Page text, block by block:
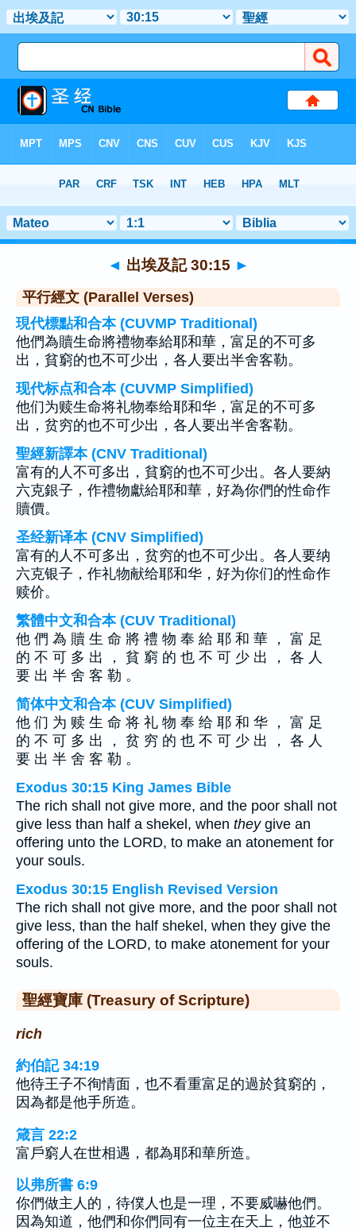
章 30> 聖經金句 15
◄ 出埃及記 30:15 ►
平行經文 (Parallel Verses)
現代標點和合本 (CUVMP Traditional)
他們為贖生命將禮物奉給耶和華，富足的不可多
出，貧窮的也不可少出，各人要出半舍客勒。
现代标点和合本 (CUVMP Simplified)
他们为赎生命将礼物奉给耶和华，富足的不可多
出，贫穷的也不可少出，各人要出半舍客勒。
聖經新譯本 (CNV Traditional)
富有的人不可多出，貧窮的也不可少出。各人要納
六克銀子，作禮物獻給耶和華，好為你們的性命作
贖價。
圣经新译本 (CNV Simplified)
富有的人不可多出，贫穷的也不可少出。各人要纳
六克银子，作礼物献给耶和华，好为你们的性命作
赎价。
繁體中文和合本 (CUV Traditional)
他 們 為 贖 生 命 將 禮 物 奉 給 耶 和 華 ， 富 足
的 不 可 多 出 ， 貧 窮 的 也 不 可 少 出 ， 各 人
要 出 半 舍 客 勒 。
简体中文和合本 (CUV Simplified)
他 们 为 赎 生 命 将 礼 物 奉 给 耶 和 华 ， 富 足
的 不 可 多 出 ， 贫 穷 的 也 不 可 少 出 ， 各 人
要 出 半 舍 客 勒 。
Exodus 30:15 King James Bible
The rich shall not give more, and the poor shall not
give less than half a shekel, when theygive an
offering unto the LORD, to make an atonement for
your souls.
Exodus 30:15 English Revised Version
The rich shall not give more, and the poor shall not
give less, than the half shekel, when they give the
offering of the LORD, to make atonement for your
souls.
聖經寶庫 (Treasury of Scripture)
rich
約伯記 34:19
他待王子不徇情面，也不看重富足的過於貧窮的，
因為都是他手所造。
箴言 22:2
富戶窮人在世相遇，都為耶和華所造。
以弗所書 6:9
你們做主人的，待僕人也是一理，不要威嚇他們。
因為知道，他們和你們同有一位主在天上，他並不